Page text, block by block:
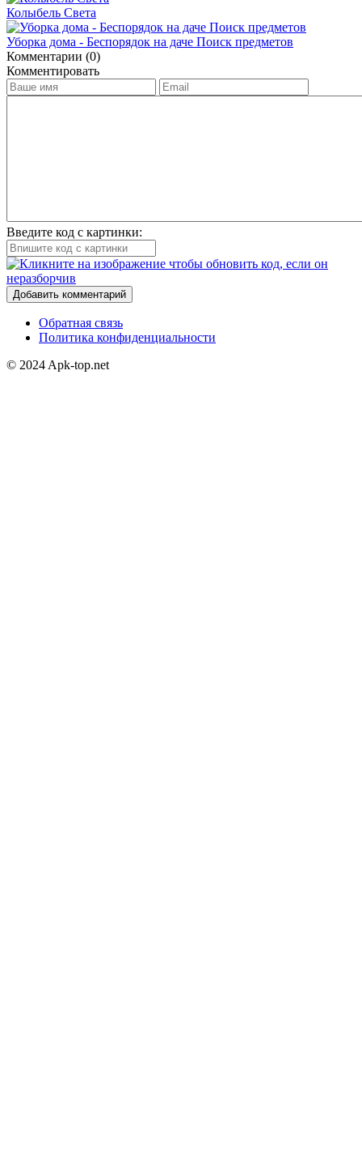
Колыбель Света
Уборка дома - Беспорядок на даче Поиск предметов
Комментарии (0)
Комментировать
Введите код с картинки:
Добавить комментарий
Обратная связь
Политика конфиденциальности
© 2024 Apk-top.net